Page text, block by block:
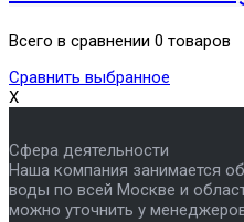
Всего в сравнении 0 товаров
Сравнить выбранное
X
Сфера деятельности
Наша компания занимается
воды по всей Москве и
можно уточнить у